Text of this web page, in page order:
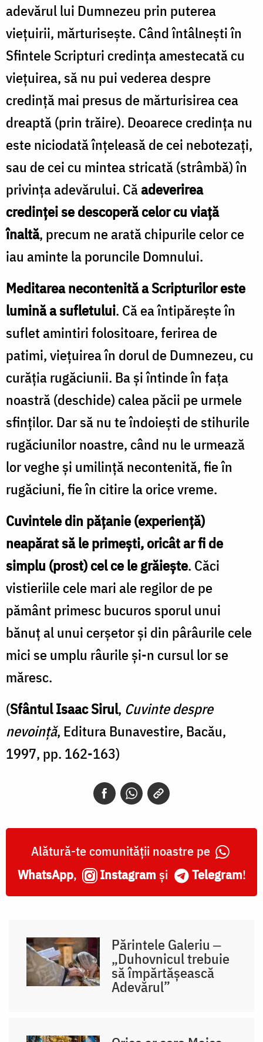
adevărul lui Dumnezeu prin puterea
vieţuirii, mărturiseşte. Când întâlneşti în
Sfintele Scripturi credinţa amestecată cu
vieţuirea, să nu pui vederea despre
credinţă mai presus de mărturisirea cea
dreaptă (prin trăire). Deoarece credinţa nu
este niciodată înţeleasă de cei nebotezaţi,
sau de cei cu mintea stricată (strâmbă) în
privinţa adevărului. Căadeverirea
credinţei se descoperă celor cu viaţă
înaltă, precum ne arată chipurile celor ce
iau aminte la poruncile Domnului.
Meditarea necontenită a Scripturilor este
lumină a sufletului. Că ea întipăreşte în
suflet amintiri folositoare, ferirea de
patimi, vieţuirea în dorul de Dumnezeu, cu
curăţia rugăciunii. Ba şi întinde în faţa
noastră (deschide) calea păcii pe urmele
sfinţilor. Dar să nu te îndoieşti de stihurile
rugăciunilor noastre, când nu le urmează
lor veghe şi umilinţă necontenită, fie în
rugăciuni, fie în citire la orice vreme.
Cuvintele din păţanie (experienţă)
neapărat să le primeşti, oricât ar fi de
simplu (prost) cel ce le grăieşte. Căci
vistieriile cele mari ale regilor de pe
pământ primesc bucuros sporul unui
bănuţ al unui cerşetor şi din pârâurile cele
mici se umplu râurile şi-n cursul lor se
măresc.
(Sfântul Isaac Sirul, Cuvinte despre
nevoință, Editura Bunavestire, Bacău,
1997, pp. 162-163)
Alătură-te comunității noastre pe
WhatsApp, Instagram și Telegram!
Părintele Galeriu ‒
„Duhovnicul trebuie
să împărtășească
Adevărul”